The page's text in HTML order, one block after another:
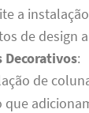
a
de design
Decorativos:
de
que